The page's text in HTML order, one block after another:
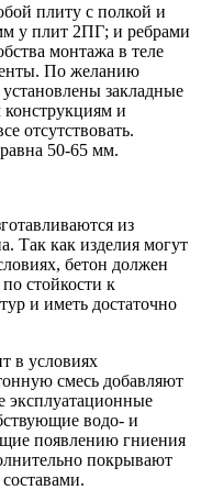
плиту с полкой и
у плит 2ПГ; и ребрами
монтажа в теле
По желанию
закладные
конструкциям и
отсутствовать.
50-65 мм.
из
Так как изделия могут
бетон должен
стойкости к
и иметь достаточно
в условиях
смесь добавляют
водо- и
появлению гниения
покрывают